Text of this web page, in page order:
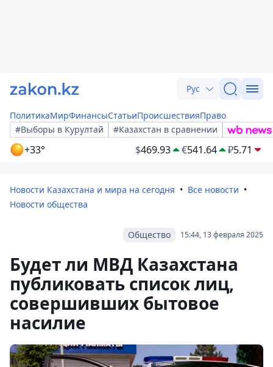
Рус
ПолитикаМирФинансыСтатьиПроисшествияПраво
#Выборы в Курултай
#Казахстан в сравнении
+33° $469.93 €541.64 ₽5.71
Новости Казахстана и мира на сегодня
Все новости
Новости общества
15:44, 13 февраля 2025
Общество
Будет ли МВД Казахстана
публиковать список лиц,
совершивших бытовое
насилие